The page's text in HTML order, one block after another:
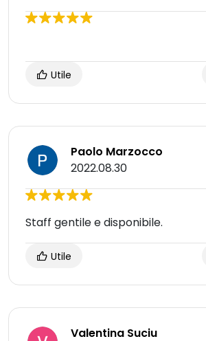
Utile
Paolo Marzocco
2022.08.30
Staff gentile e disponibile.
Utile
Valentina Suciu